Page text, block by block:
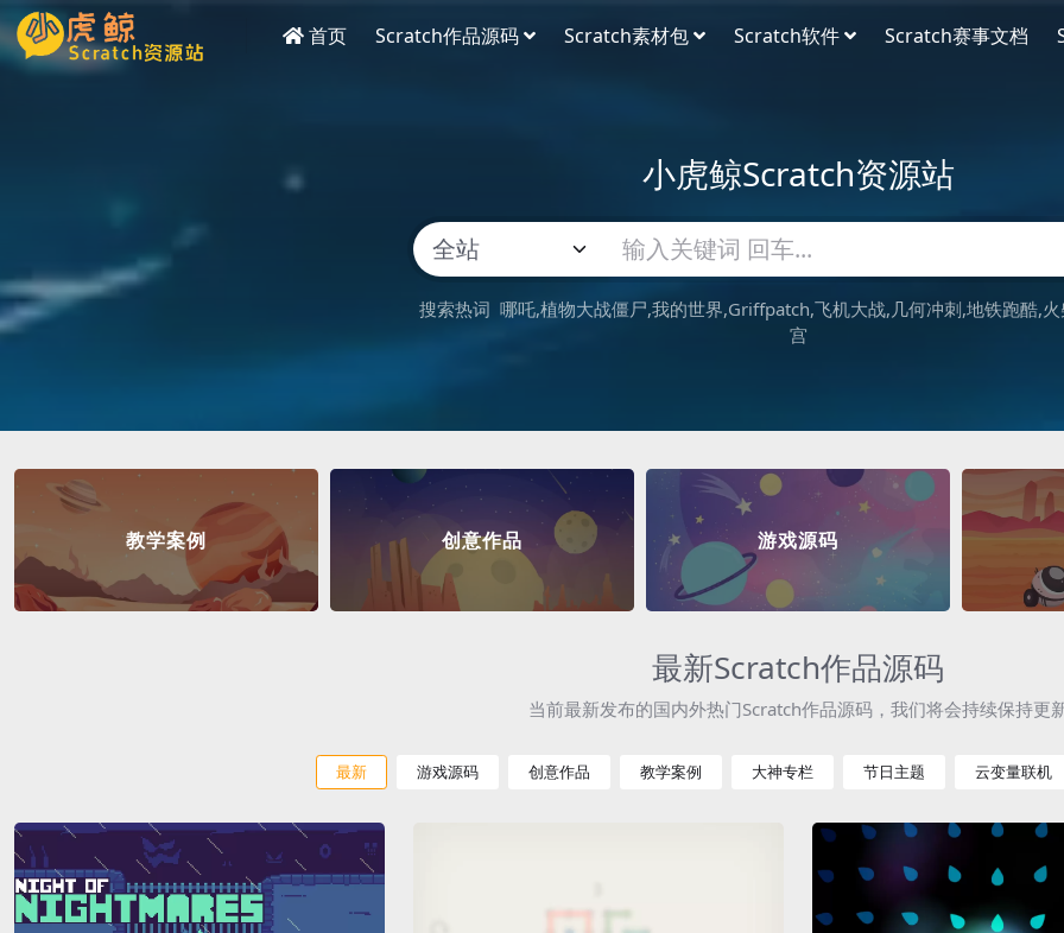
首页 Scratch作品源码 Scratch素材包 Scratch软件 Scratch赛事文档
小虎鲸Scratch资源站
搜索热词 哪吒 植物大战僵尸 我的世界 Griffpatch 飞机大战 几何冲刺 地铁跑酷
宫
教学案例 创意作品 游戏源码
最新Scratch作品源码
当前最新发布的国内外热门Scratch作品源码，我们将会持续保持更
最新 游戏源码 创意作品 教学案例 大神专栏 节日主题 云变量联机